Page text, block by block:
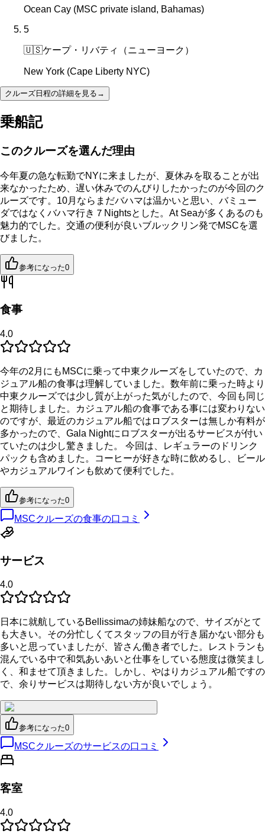
Ocean Cay (MSC private island, Bahamas)
5
🇺🇸ケープ・リバティ（ニューヨーク）
New York (Cape Liberty NYC)
クルーズ日程の詳細を見る →
乗船記
このクルーズを選んだ理由
今年夏の急な転勤でNYに来ましたが、夏休みを取ることが出
来なかったため、遅い休みでのんびりしたかったのが今回のク
ルーズです。10月ならまだバハマは温かいと思い、バミュー
ダではなくバハマ行き７Nightsとした。At Seaが多くあるのも
魅力的でした。交通の便利が良いブルックリン発でMSCを選
びました。
参考になった0
食事
4.0
今年の2月にもMSCに乗って中東クルーズをしていたので、カ
ジュアル船の食事は理解していました。数年前に乗った時より
中東クルーズでは少し質が上がった気がしたので、今回も同じ
と期待しました。カジュアル船の食事である事には変わりない
のですが、最近のカジュアル船ではロブスターは無しか有料が
多かったので、Gala Nightにロブスターが出るサービスが付い
ていたのは少し驚きました。 今回は、レギュラーのドリンク
パックも含めました。コーヒーが好きな時に飲めるし、ビール
やカジュアルワインも飲めて便利でした。
参考になった0
MSCクルーズの食事の口コミ
サービス
4.0
日本に就航しているBellissimaの姉妹船なので、サイズがとて
も大きい。その分忙しくてスタッフの目が行き届かない部分も
多いと思っていましたが、皆さん働き者でした。レストランも
混んでいる中で和気あいあいと仕事をしている態度は微笑まし
く、和ませて頂きました。しかし、やはりカジュアル船ですの
で、余りサービスは期待しない方が良いでしょう。
参考になった0
MSCクルーズのサービスの口コミ
客室
4.0